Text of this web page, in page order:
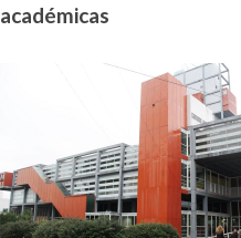
académicas